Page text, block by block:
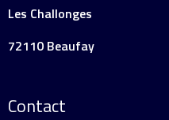
Les Challonges
72110 Beaufay
Contact